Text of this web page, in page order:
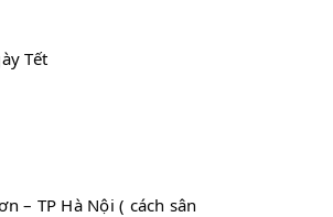
Tết
– TP Hà Nội ( cách sân